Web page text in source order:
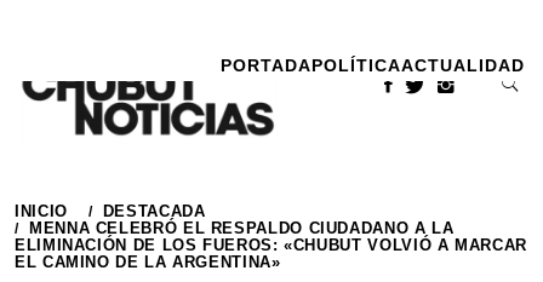
contenido
PORTADAPOLÍTICAACTUALIDAD
INICIO
DESTACADA
MENNA CELEBRÓ EL RESPALDO CIUDADANO A LA
ELIMINACIÓN DE LOS FUEROS: «CHUBUT VOLVIÓ A MARCAR
EL CAMINO DE LA ARGENTINA»